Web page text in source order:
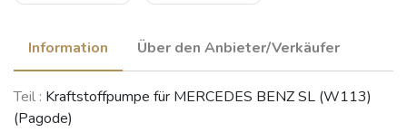
Information Über den Anbieter/Verkäufer
Teil : Kraftstoffpumpe für MERCEDES BENZ SL (W113)
(Pagode)